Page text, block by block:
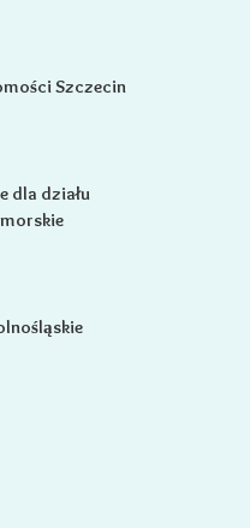
Szczecin
dla działu